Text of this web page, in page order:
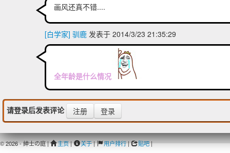
画风还真不错....
[白学家] 驯鹿 发表于 2014/3/23 21:35:29
全年龄是什么情况
请登录后发表评论 注册 登录
© 2026 - 紳士の庭 | 主页| 关于| 用户排行| 贴吧|